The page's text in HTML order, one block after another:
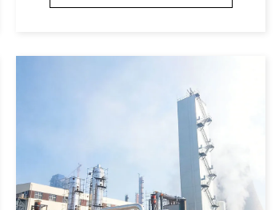
— не бумажка, а условие работы